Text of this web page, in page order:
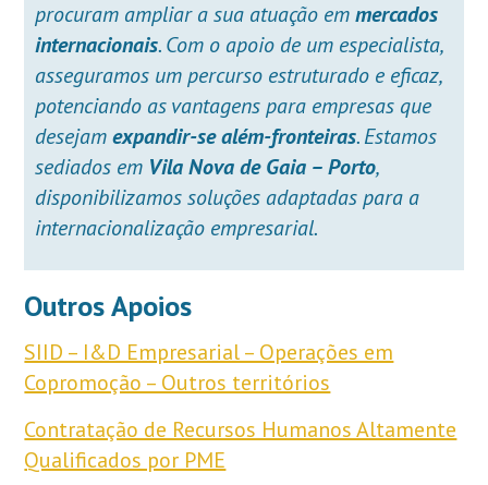
procuram ampliar a sua atuação emmercados
internacionais. Com o apoio de um especialista,
asseguramos um percurso estruturado e eficaz,
potenciando as vantagens para empresas que
desejamexpandir-se além-fronteiras. Estamos
sediados em Vila Nova de Gaia – Porto,
disponibilizamos soluções adaptadas para a
internacionalização empresarial.
Outros Apoios
SIID – I&D Empresarial – Operações em
Copromoção – Outros territórios
Contratação de Recursos Humanos Altamente
Qualificados por PME